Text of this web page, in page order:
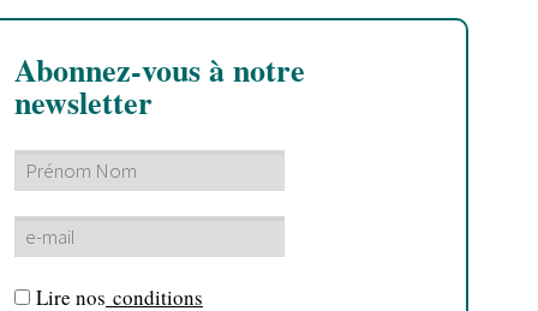
Abonnez-vous à notre
newsletter
Lire nos conditions